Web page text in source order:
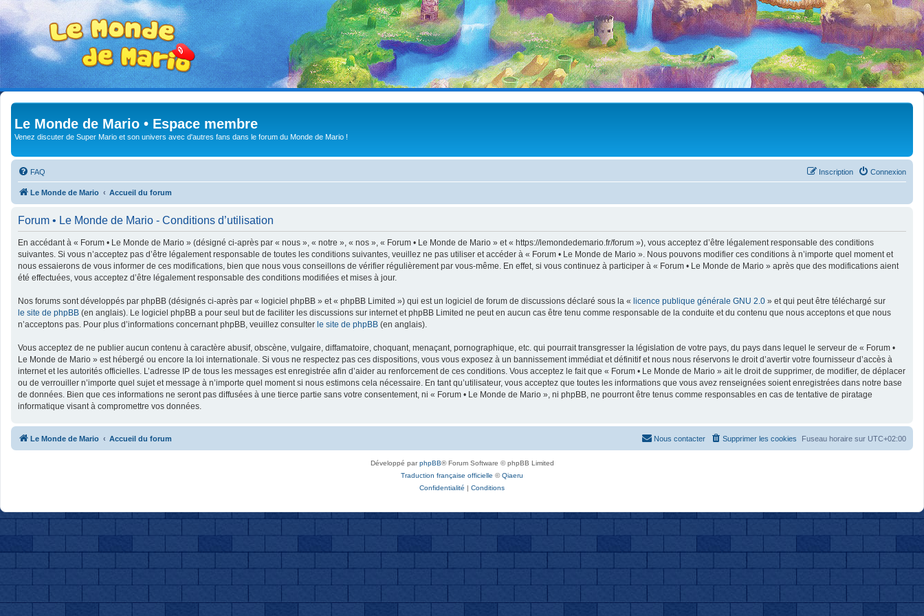
Le Monde de Mario • Espace membre
Venez discuter de Super Mario et son univers avec d'autres fans dans le forum du Monde de Mario !
FAQ Connexion
Inscription
Le Monde de Mario Accueil du forum
Forum • Le Monde de Mario - Conditions d’utilisation
En accédant à « Forum • Le Monde de Mario » (désigné ci-après par « nous », « notre », « nos », « Forum • Le Monde de Mario » et « https://lemondedemario.fr/forum »), vous acceptez d’être légalement responsable des conditions
suivantes. Si vous n’acceptez pas d’être légalement responsable de toutes les conditions suivantes, veuillez ne pas utiliser et accéder à « Forum • Le Monde de Mario ». Nous pouvons modifier ces conditions à n’importe quel moment et
nous essaierons de vous informer de ces modifications, bien que nous vous conseillons de vérifier régulièrement par vous-même. En effet, si vous continuez à participer à « Forum • Le Monde de Mario » après que des modifications aient
été effectuées, vous acceptez d’être légalement responsable des conditions modifiées et mises à jour.
Nos forums sont développés par phpBB (désignés ci-après par « logiciel phpBB » et « phpBB Limited ») qui est un logiciel de forum de discussions déclaré sous la « licence publique générale GNU 2.0 » et qui peut être téléchargé sur
le site de phpBB (en anglais). Le logiciel phpBB a pour seul but de faciliter les discussions sur internet et phpBB Limited ne peut en aucun cas être tenu comme responsable de la conduite et du contenu que nous acceptons et que nous
n’acceptons pas. Pour plus d’informations concernant phpBB, veuillez consulter le site de phpBB (en anglais).
Vous acceptez de ne publier aucun contenu à caractère abusif, obscène, vulgaire, diffamatoire, choquant, menaçant, pornographique, etc. qui pourrait transgresser la législation de votre pays, du pays dans lequel le serveur de « Forum •
Le Monde de Mario » est hébergé ou encore la loi internationale. Si vous ne respectez pas ces dispositions, vous vous exposez à un bannissement immédiat et définitif et nous nous réservons le droit d’avertir votre fournisseur d’accès à
internet et les autorités officielles. L’adresse IP de tous les messages est enregistrée afin d’aider au renforcement de ces conditions. Vous acceptez le fait que « Forum • Le Monde de Mario » ait le droit de supprimer, de modifier, de déplacer
ou de verrouiller n’importe quel sujet et message à n’importe quel moment si nous estimons cela nécessaire. En tant qu’utilisateur, vous acceptez que toutes les informations que vous avez renseignées soient enregistrées dans notre base
de données. Bien que ces informations ne seront pas diffusées à une tierce partie sans votre consentement, ni « Forum • Le Monde de Mario », ni phpBB, ne pourront être tenus comme responsables en cas de tentative de piratage
informatique visant à compromettre vos données.
Le Monde de Mario Accueil du forum Fuseau horaire sur UTC+02:00
Supprimer les cookies
Nous contacter
Développé parphpBB® Forum Software © phpBB Limited
Traduction française officielle ©Qiaeru
Confidentialité | Conditions